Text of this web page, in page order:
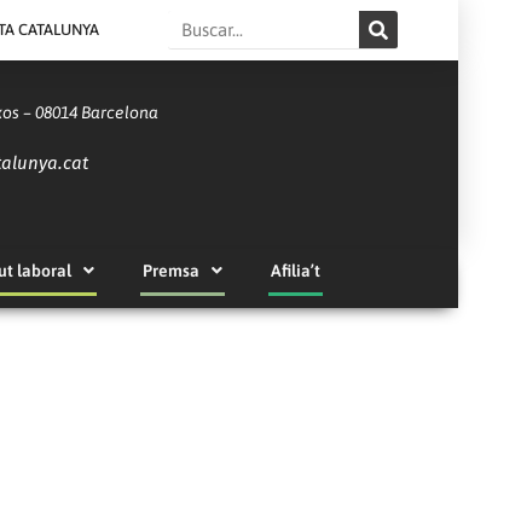
CATALUNYA Search
– 08014 Barcelona
laboral Premsa Afilia’t